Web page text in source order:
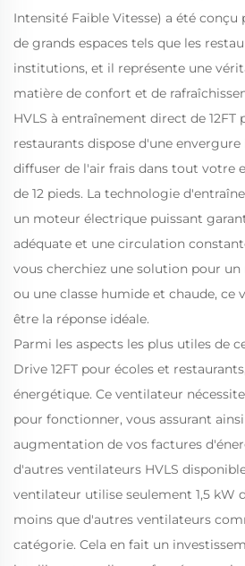
Intensité Faible Vitesse) a été
de grands espaces tels que les
institutions, et il représente une
matière de confort et de
HVLS à entraînement direct de 12FT
restaurants dispose d'une
diffuser de l'air frais dans tout votre
de 12 pieds. La technologie
un moteur électrique puissant
adéquate et une circulation
vous cherchiez une solution pour
ou une classe humide et chaude, ce
être la réponse idéale.
Parmi les aspects les plus utiles de
Drive 12FT pour écoles et
énergétique. Ce ventilateur
pour fonctionner, vous assurant
augmentation de vos factures
d'autres ventilateurs HVLS
ventilateur utilise seulement 1,5 kW
moins que d'autres ventilateurs
catégorie. Cela en fait un